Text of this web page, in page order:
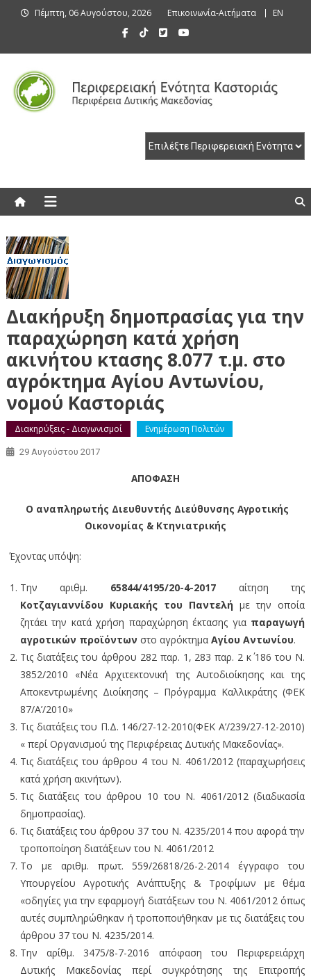
Πέμπτη, 06 Αυγούστου, 2026 Επικοινωνία-Αιτήματα EN
Διακήρυξη δημοπρασίας για την
παραχώρηση κατά χρήση
ακινήτου κτασης 8.077 τ.μ. στο
αγρόκτημα Αγίου Αντωνίου,
νομού Καστοριάς
Διακηρύξεις - Διαγωνισμοί Ενημέρωση Πολιτών
29 Αυγούστου 2017
ΑΠΟΦΑΣΗ
Ο αναπληρωτής Διευθυντής Διεύθυνσης Αγροτικής
Οικονομίας & Κτηνιατρικής
Έχοντας υπόψη:
Την αριθμ. 65844/4195/20-4-2017 αίτηση της
Κοτζαγιαννίδου Κυριακής του Παντελή με την οποία
ζητάει την κατά χρήση παραχώρηση έκτασης για παραγωγή
αγροτικών προϊόντων στο αγρόκτημα Αγίου Αντωνίου.
Τις διατάξεις του άρθρου 282 παρ. 1, 283 παρ. 2 κ΄ 186 του Ν.
3852/2010 «Νέα Αρχιτεκτονική της Αυτοδιοίκησης και της
Αποκεντρωμένης Διοίκησης – Πρόγραμμα Καλλικράτης (ΦΕΚ
87/Α’/2010»
Τις διατάξεις του Π.Δ. 146/27-12-2010(ΦΕΚ Α’/239/27-12-2010)
« περί Οργανισμού της Περιφέρειας Δυτικής Μακεδονίας».
Τις διατάξεις του άρθρου 4 του Ν. 4061/2012 (παραχωρήσεις
κατά χρήση ακινήτων).
Τις διατάξεις του άρθρου 10 του Ν. 4061/2012 (διαδικασία
δημοπρασίας).
Τις διατάξεις του άρθρου 37 του Ν. 4235/2014 που αφορά την
τροποποίηση διατάξεων του Ν. 4061/2012
Το με αριθμ. πρωτ. 559/26818/26-2-2014 έγγραφο του
Υπουργείου Αγροτικής Ανάπτυξης & Τροφίμων με θέμα
«οδηγίες για την εφαρμογή διατάξεων του Ν. 4061/2012 όπως
αυτές συμπληρώθηκαν ή τροποποιήθηκαν με τις διατάξεις του
άρθρου 37 του Ν. 4235/2014.
Την αρίθμ. 3475/8-7-2016 απόφαση του Περιφερειάρχη
Δυτικής Μακεδονίας περί συγκρότησης της Επιτροπής